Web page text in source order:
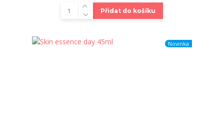
Přidat do košíku
Novinka